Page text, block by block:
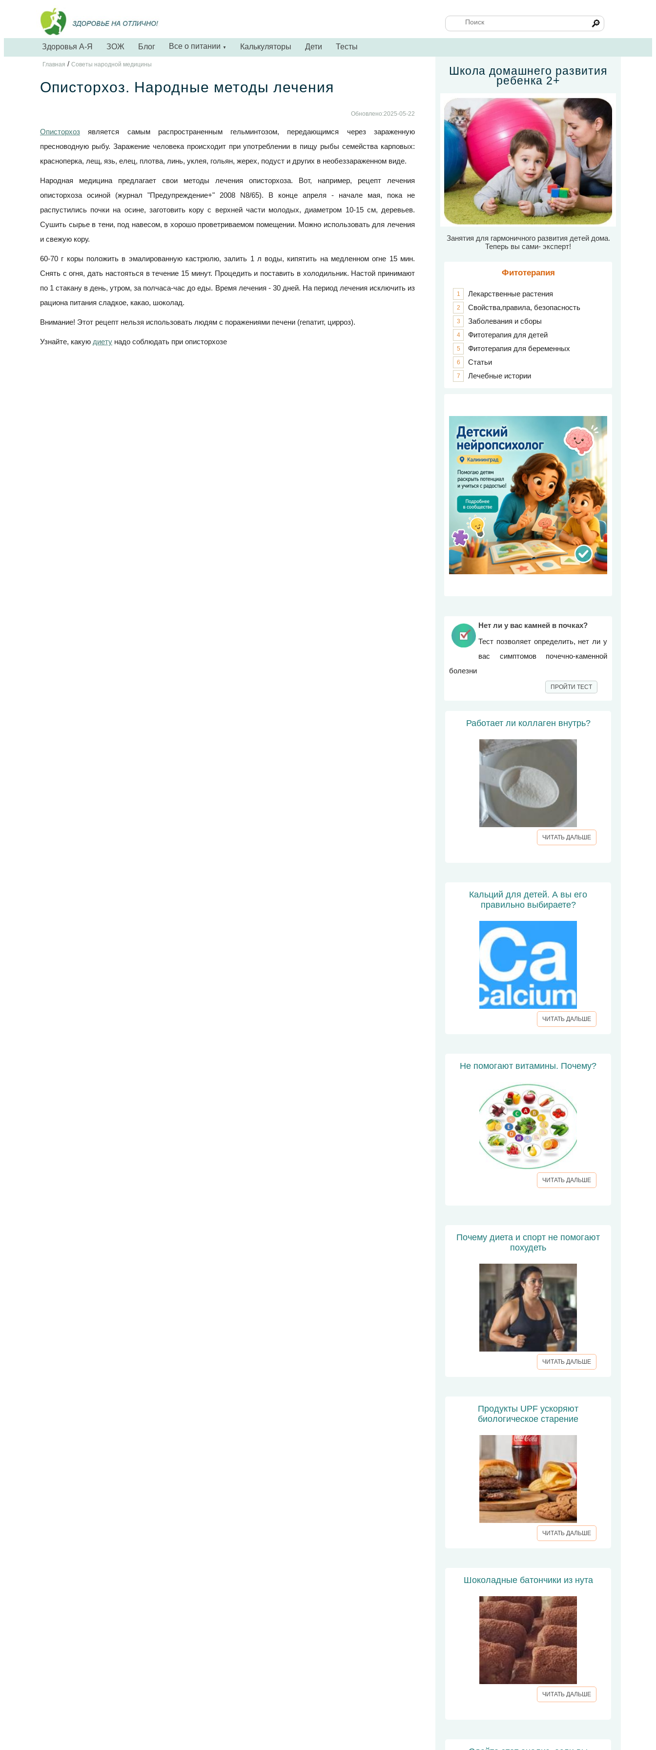
🔎
Здоровья А-Я ЗОЖ Блог Все о питании ▼ Калькуляторы Дети Тесты
Главная / Советы народной медицины
Описторхоз. Народные методы лечения
Обновлено:2025-05-22
Описторхоз является самым распространенным гельминтозом, передающимся через зараженную
пресноводную рыбу. Заражение человека происходит при употреблении в пищу рыбы семейства карповых:
красноперка, лещ, язь, елец, плотва, линь, уклея, гольян, жерех, подуст и других в необеззараженном виде.
Народная медицина предлагает свои методы лечения описторхоза. Вот, например, рецепт лечения
описторхоза осиной (журнал "Предупреждение+" 2008 N8/65). В конце апреля - начале мая, пока не
распустились почки на осине, заготовить кору с верхней части молодых, диаметром 10-15 см, деревьев.
Сушить сырье в тени, под навесом, в хорошо проветриваемом помещении. Можно использовать для лечения
и свежую кору.
60-70 г коры положить в эмалированную кастрюлю, залить 1 л воды, кипятить на медленном огне 15 мин.
Снять с огня, дать настояться в течение 15 минут. Процедить и поставить в холодильник. Настой принимают
по 1 стакану в день, утром, за полчаса-час до еды. Время лечения - 30 дней. На период лечения исключить из
рациона питания сладкое, какао, шоколад.
Внимание! Этот рецепт нельзя использовать людям с поражениями печени (гепатит, цирроз).
Узнайте, какую диету надо соблюдать при описторхозе
Школа домашнего развития
ребенка 2+
Занятия для гармоничного развития детей дома.
Теперь вы сами- эксперт!
Фитотерапия
1 Лекарственные растения
2 Свойства,правила, безопасность
3 Заболевания и сборы
4 Фитотерапия для детей
5 Фитотерапия для беременных
6 Статьи
7 Лечебные истории
Нет ли у вас камней в почках?
Тест позволяет определить, нет ли у
вас симптомов почечно-каменной
болезни
ПРОЙТИ ТЕСТ
Работает ли коллаген внутрь?
ЧИТАТЬ ДАЛЬШЕ
Кальций для детей. А вы его
правильно выбираете?
ЧИТАТЬ ДАЛЬШЕ
Не помогают витамины. Почему?
ЧИТАТЬ ДАЛЬШЕ
Почему диета и спорт не помогают
похудеть
ЧИТАТЬ ДАЛЬШЕ
Продукты UPF ускоряют
биологическое старение
ЧИТАТЬ ДАЛЬШЕ
Шоколадные батончики из нута
ЧИТАТЬ ДАЛЬШЕ